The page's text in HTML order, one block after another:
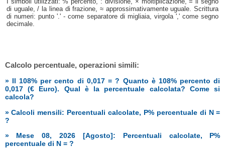
di uguale, / la linea di frazione, ≈ approssimativamente uguale. Scrittura
di numeri: punto '.' - come separatore di migliaia, virgola ',' come segno
decimale.
Calcolo percentuale, operazioni simili:
» Il 108% per cento di 0,017 = ? Quanto è 108% percento di
0,017 (€ Euro). Qual è la percentuale calcolata? Come si
calcola?
» Calcoli mensili: Percentuali calcolate, P% percentuale di N =
?
» Mese 08, 2026 [Agosto]: Percentuali calcolate, P%
percentuale di N = ?